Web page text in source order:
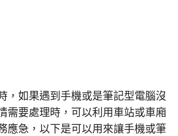
，如果遇到手機或是筆記型電腦沒
需要處理時，可以利用車站或車廂
應急，以下是可以用來讓手機或筆